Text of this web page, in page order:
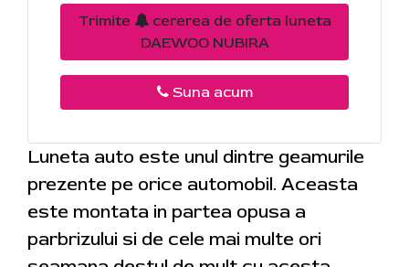
Trimite
cererea de oferta luneta
DAEWOO NUBIRA
Suna acum
Luneta auto este unul dintre geamurile
prezente pe orice automobil. Aceasta
este montata in partea opusa a
parbrizului si de cele mai multe ori